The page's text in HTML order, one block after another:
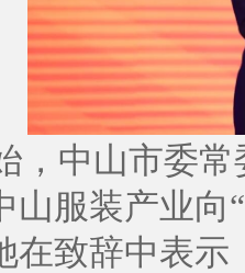
，中山市委
山服装产业向
在致辞中表示